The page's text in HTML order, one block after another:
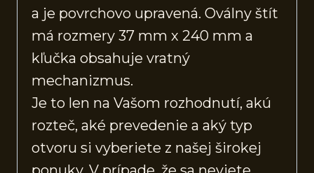
a je povrchovo upravená. Oválny štít
má rozmery 37 mm x 240 mm a
kľučka obsahuje vratný
mechanizmus.
Je to len na Vašom rozhodnutí, akú
rozteč, aké prevedenie a aký typ
otvoru si vyberiete z našej širokej